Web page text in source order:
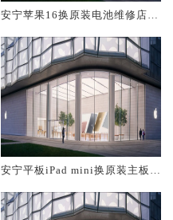
安宁苹果16换原装电池维修店大
安宁平板iPad mini换原装主板维